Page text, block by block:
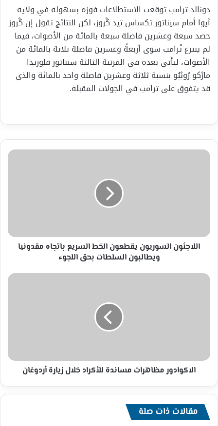
دونالد ترامب توقعت الاستطلاعات فوزه بسهولة في ولاية
آيوا أمام سيناتور تكساس تيد كْروز، لكن النتائج تقول إن كْروز
حصد سبعة وعشرين فاصلة سبعة بالمائة من الأصوات، فيما
لم ينتزع تْرامب سوى أربعةً وعشرين فاصلة ثلاثة بالمائة من
الأصوات، ليأتي بعده في المرتبة الثالثة سيناتور فلوريدا
مارْكو رُوبْيُو بنسبة ثلاثة وعشرين فاصلة واحد بالمائة والذي
قد يتفوق على ترامب في الجولات المقبلة.
اللاجئون
السلطات
بحقاللاجئون السوريون يقطعون الخط السريع باتجاه مقدونيا
ويطالبون السلطات بحق اللجوء
الاكوادور
الاكوادور مظاهرات مساندة للأكراد خلال زيارة أردوغان
مقالات ذات صلة